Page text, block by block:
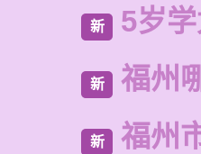
新 5岁
新 福州
新 福州